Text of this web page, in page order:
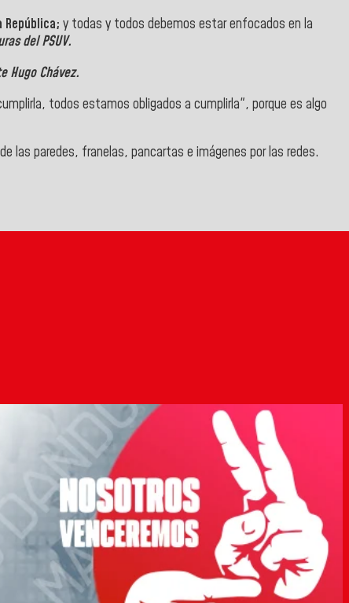
y todas y todos debemos estar enfocados en la
del PSUV.
Hugo Chávez.
todos estamos obligados a cumplirla", porque es algo
las paredes, franelas, pancartas e imágenes por las redes.